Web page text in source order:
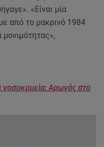
«Είναι μία
από το μακρινό 1984
μονιμότητας»,
νοσοκομεία: Αρωγός στο